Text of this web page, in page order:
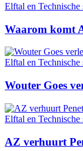
Elftal en Technische
Waarom komt
Elftal en Technische
Wouter Goes
Elftal en Technische
AZ verhuurt